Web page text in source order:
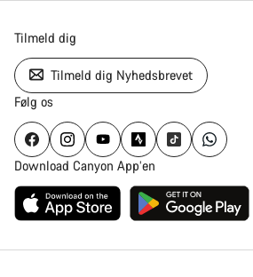
Tilmeld dig
Tilmeld dig Nyhedsbrevet
Følg os
Download Canyon App’en